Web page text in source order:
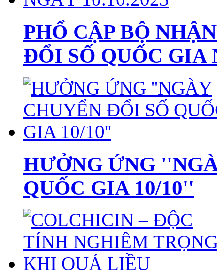
PHỔ CẬP BỘ
ĐỔI SỐ QUỐC GIA
HƯỞNG ỨNG
QUỐC GIA 10/10''